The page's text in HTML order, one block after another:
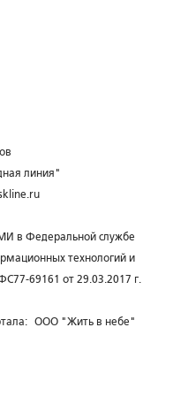
линия"
в Федеральной службе
технологий и
69161 от 29.03.2017 г.
ООО "Жить в небе"